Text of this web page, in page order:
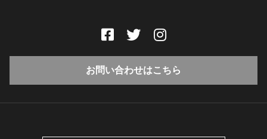
お問い合わせはこちら